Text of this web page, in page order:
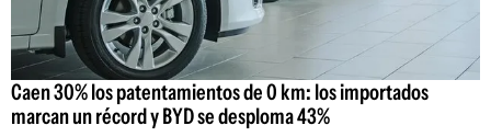
Caen 30% los patentamientos de 0 km: los importados
marcan un récord y BYD se desploma 43%